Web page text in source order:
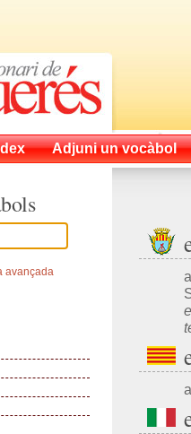
Adjuni un vocàbol
avançada